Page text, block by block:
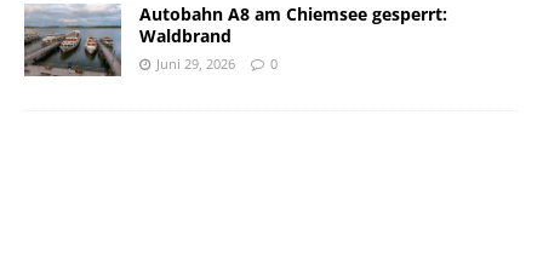
Autobahn A8 am Chiemsee gesperrt:
Waldbrand
Juni 29, 2026 0